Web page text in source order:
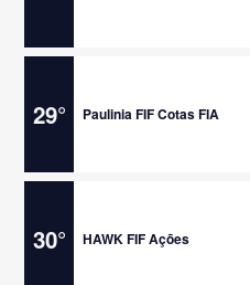
29° Paulinia FIF Cotas FIA
30° HAWK FIF Ações